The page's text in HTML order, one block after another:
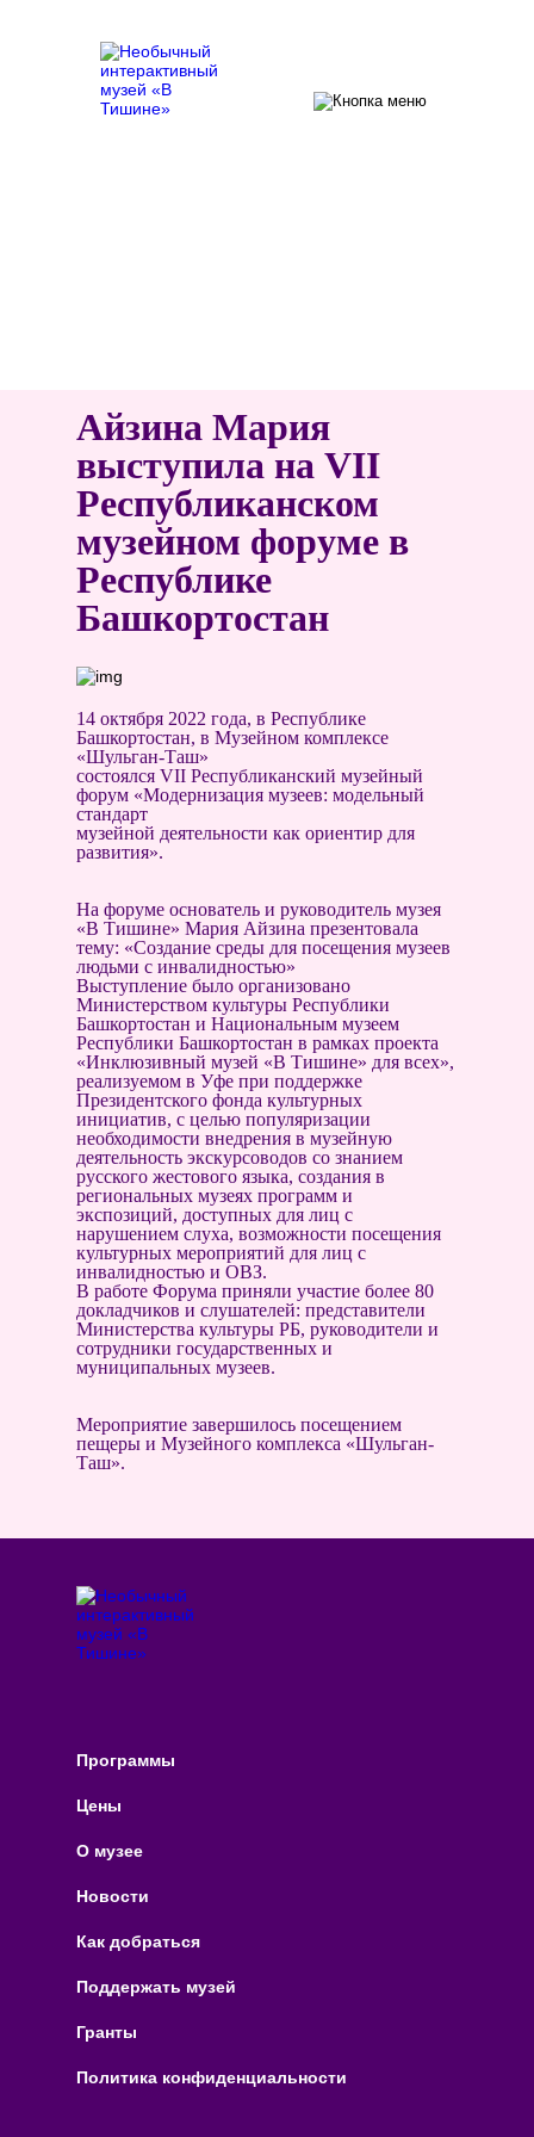
Айзина Мария
выступила на VII
Республиканском
музейном форуме в
Республике
Башкортостан
14 октября 2022 года, в Республике
Башкортостан, в Музейном комплексе
«Шульган-Таш»
состоялся VII Республиканский музейный
форум «Модернизация музеев: модельный
стандарт
музейной деятельности как ориентир для
развития».
На форуме основатель и руководитель музея
«В Тишине» Мария Айзина презентовала
тему: «Создание среды для посещения музеев
людьми с инвалидностью»
Выступление было организовано
Министерством культуры Республики
Башкортостан и Национальным музеем
Республики Башкортостан в рамках проекта
«Инклюзивный музей «В Тишине» для всех»,
реализуемом в Уфе при поддержке
Президентского фонда культурных
инициатив, с целью популяризации
необходимости внедрения в музейную
деятельность экскурсоводов со знанием
русского жестового языка, создания в
региональных музеях программ и
экспозиций, доступных для лиц с
нарушением слуха, возможности посещения
культурных мероприятий для лиц с
инвалидностью и ОВЗ.
В работе Форума приняли участие более 80
докладчиков и слушателей: представители
Министерства культуры РБ, руководители и
сотрудники государственных и
муниципальных музеев.
Мероприятие завершилось посещением
пещеры и Музейного комплекса «Шульган-
Таш».
Программы
Цены
О музее
Новости
Как добраться
Поддержать музей
Гранты
Политика конфиденциальности